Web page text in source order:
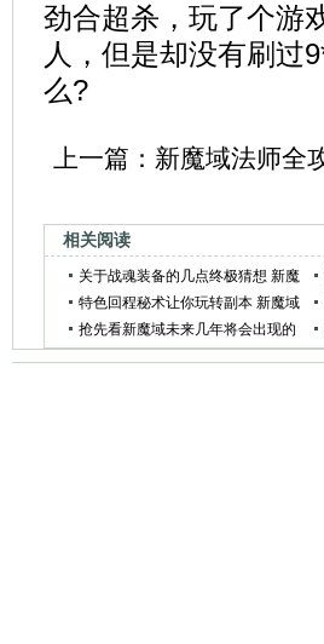
劲合超杀，玩了个游
人，但是却没有刷过
么?
上一篇： 新魔域法师全
相关阅读
关于战魂装备的几点终极猜想 新魔
域
特色回程秘术让你玩转副本 新魔域
抢先看新魔域未来几年将会出现的